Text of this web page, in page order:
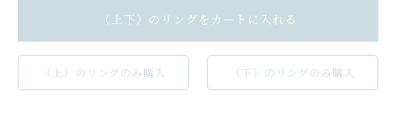
（上下）のリングをカートに入れる
（上）のリングのみ購入 （下）のリングのみ購入